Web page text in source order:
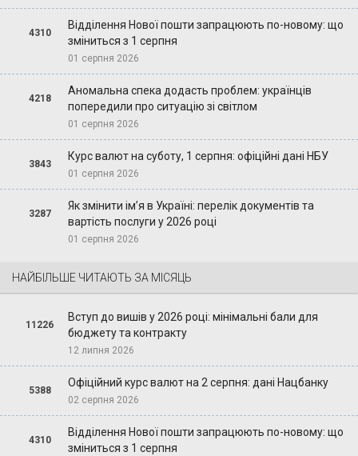
4310
Відділення Нової пошти запрацюють по-новому: що
зміниться з 1 серпня
01 серпня 2026
4218
Аномальна спека додасть проблем: українців
попередили про ситуацію зі світлом
01 серпня 2026
3843
Курс валют на суботу, 1 серпня: офіційні дані НБУ
01 серпня 2026
3287
Як змінити ім’я в Україні: перелік документів та
вартість послуги у 2026 році
01 серпня 2026
НАЙБІЛЬШЕ ЧИТАЮТЬ ЗА МІСЯЦЬ
11226
Вступ до вишів у 2026 році: мінімальні бали для
бюджету та контракту
12 липня 2026
5388
Офіційний курс валют на 2 серпня: дані Нацбанку
02 серпня 2026
4310
Відділення Нової пошти запрацюють по-новому: що
зміниться з 1 серпня